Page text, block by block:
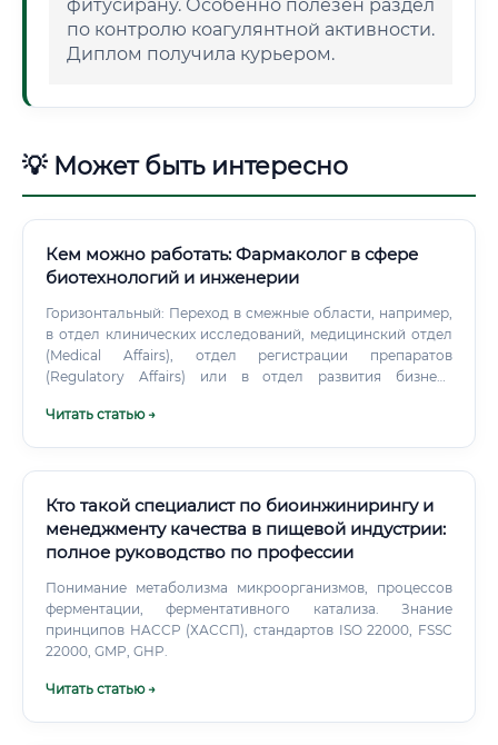
фитусирану. Особенно полезен раздел
по контролю коагулянтной активности.
Диплом получила курьером.
💡 Может быть интересно
Кем можно работать: Фармаколог в сфере
биотехнологий и инженерии
Горизонтальный: Переход в смежные области, например,
в отдел клинических исследований, медицинский отдел
(Medical Affairs), отдел регистрации препаратов
(Regulatory Affairs) или в отдел развития бизнеса
Востребованность, ИИ и взгляд на 10 лет вперед
персонализированной медицины создают постоянный
спрос на новые, более эффективные и безопасные
лекарства.
Читать статью →
Кто такой специалист по биоинжинирингу и
менеджменту качества в пищевой индустрии:
полное руководство по профессии
Понимание метаболизма микроорганизмов, процессов
ферментации, ферментативного катализа. Знание
принципов HACCP (ХАССП), стандартов ISO 22000, FSSC
22000, GMP, GHP.
Читать статью →